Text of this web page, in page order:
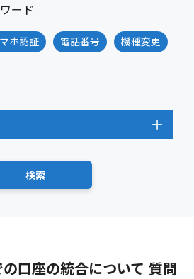
ード
ホ認証 電話番号 機種変更
口座の統合について 質問